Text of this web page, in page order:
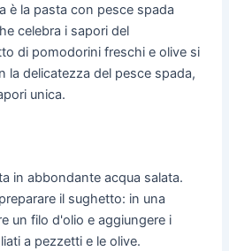
è la pasta con pesce spada
celebra i sapori del
di pomodorini freschi e olive si
la delicatezza del pesce spada,
unica.
in abbondante acqua salata.
il sughetto: in una
un filo d'olio e aggiungere i
a pezzetti e le olive.